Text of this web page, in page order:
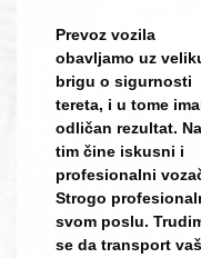
Prevoz vozila
obavljamo uz
brigu o sigurnosti
tereta, i u tome
odličan rezultat.
tim čine iskusni i
profesionalni
Strogo
svom poslu.
se da transport